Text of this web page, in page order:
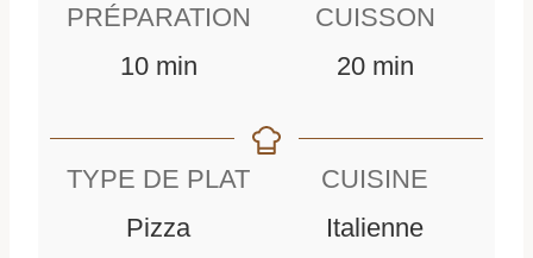
PRÉPARATION
10m
u
min
CUISSON
20m
u
min
TYPE DE PLAT
Pizza
CUISINE
Italienne